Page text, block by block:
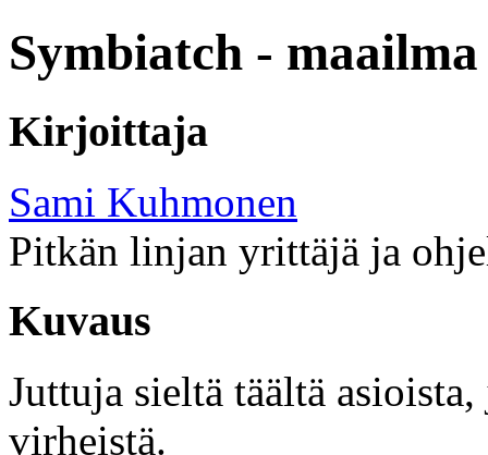
Symbiatch -
Kirjoittaja
Sami Kuhmonen
Pitkän linjan yrittäjä ja
Kuvaus
Juttuja sieltä täältä
virheistä.